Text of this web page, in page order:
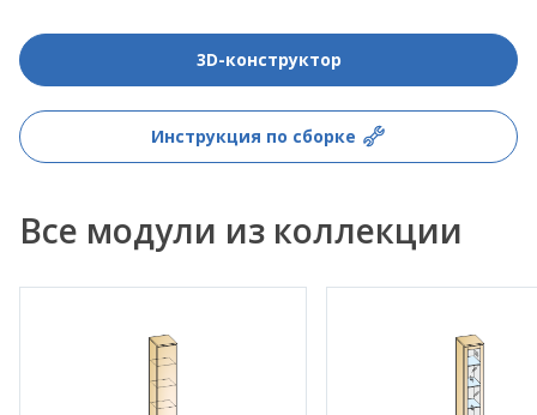
3D-конструктор
Инструкция по сборке
Все модули из коллекции